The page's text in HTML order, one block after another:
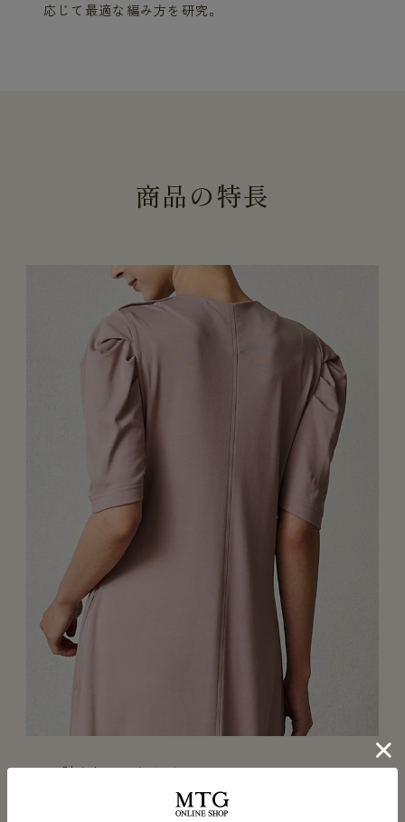
応じて最適な編み方を研究。
商品の特長
二の腕をしっかりカバー
脂肪が多く血流が滞りやすい 二の腕を肘までしっかりカバ